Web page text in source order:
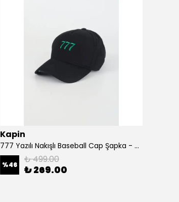
Kapin
777 Yazılı Nakışlı Baseball Cap Şapka - Siyah
%46 ₺ 499.00
₺ 269.00